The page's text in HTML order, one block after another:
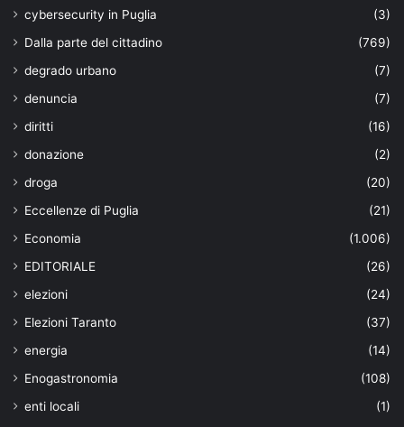
cybersecurity in Puglia
(3)
Dalla parte del cittadino
(769)
degrado urbano
(7)
denuncia
(7)
diritti
(16)
donazione
(2)
droga
(20)
Eccellenze di Puglia
(21)
Economia
(1.006)
EDITORIALE
(26)
elezioni
(24)
Elezioni Taranto
(37)
energia
(14)
Enogastronomia
(108)
enti locali
(1)